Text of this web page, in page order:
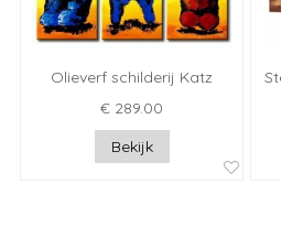
Olieverf schilderij Katz
€ 289.00
Bekijk